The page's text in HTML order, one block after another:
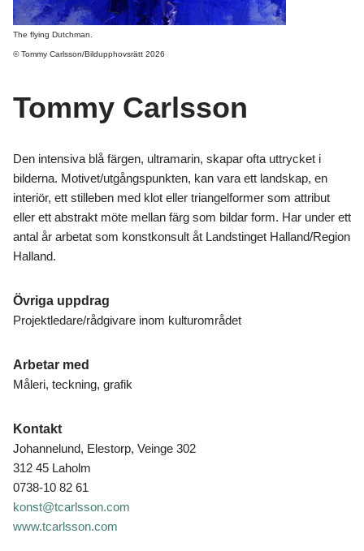
The flying Dutchman.
© Tommy Carlsson/Bildupphovsrätt 2026
Tommy Carlsson
Den intensiva blå färgen, ultramarin, skapar ofta uttrycket i
bilderna. Motivet/utgångspunkten, kan vara ett landskap, en
interiör, ett stilleben med klot eller triangelformer som attribut
eller ett abstrakt möte mellan färg som bildar form. Har under ett
antal år arbetat som konstkonsult åt Landstinget Halland/Region
Halland.
Övriga uppdrag
Projektledare/rådgivare inom kulturområdet
Arbetar med
Måleri, teckning, grafik
Kontakt
Johannelund, Elestorp, Veinge 302
312 45 Laholm
0738-10 82 61
konst@tcarlsson.com
www.tcarlsson.com